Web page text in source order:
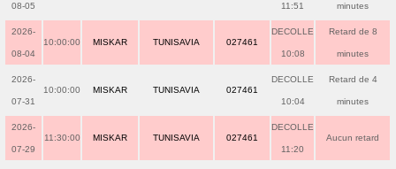
08-05 11:51 minutes
2026-
08-04
10:00:00 MISKAR TUNISAVIA 027461
DECOLLE
10:08
Retard de 8
minutes
2026-
07-31
10:00:00 MISKAR TUNISAVIA 027461
DECOLLE
10:04
Retard de 4
minutes
2026-
07-29
11:30:00 MISKAR TUNISAVIA 027461
DECOLLE
11:20
Aucun retard